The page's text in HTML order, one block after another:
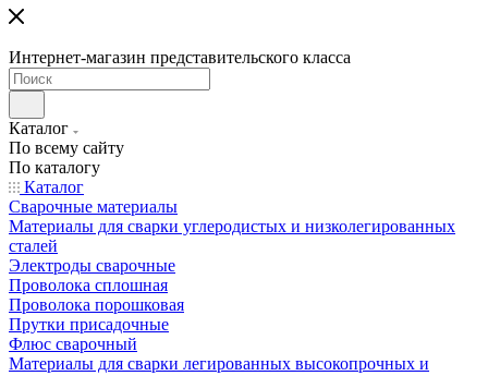
Интернет-магазин представительского класса
Каталог
По всему сайту
По каталогу
Каталог
Сварочные материалы
Материалы для сварки углеродистых и низколегированных
сталей
Электроды сварочные
Проволока сплошная
Проволока порошковая
Прутки присадочные
Флюс сварочный
Материалы для сварки легированных высокопрочных и